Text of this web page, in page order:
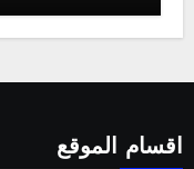
اقسام الموقع